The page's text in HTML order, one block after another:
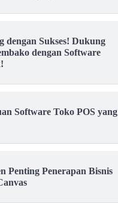
dengan Sukses! Dukung
dengan Software
Software Toko POS yang
Penting Penerapan Bisnis